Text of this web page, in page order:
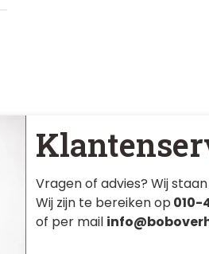
Vragen of advies? Wij
Wij zijn te bereiken op 010-
of per mail